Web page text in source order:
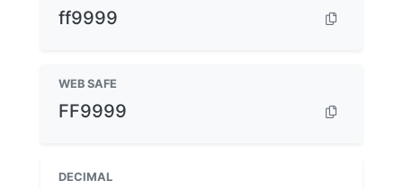
ff9999
WEB SAFE
FF9999
DECIMAL